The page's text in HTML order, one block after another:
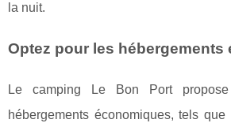
la nuit.
Optez pour les hébergements
Le camping Le Bon Port
hébergements économiques, tels